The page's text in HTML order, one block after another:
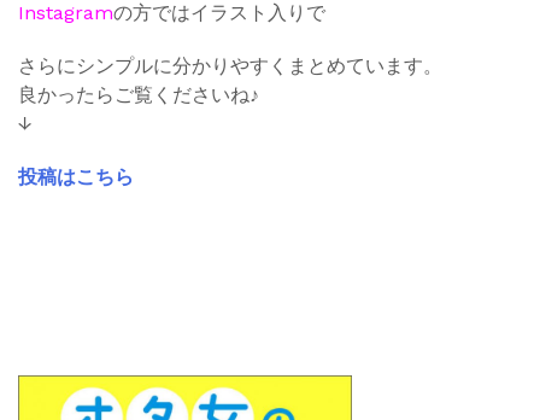
Instagramの方ではイラスト入りで
さらにシンプルに分かりやすくまとめています。
良かったらご覧くださいね♪
↓
投稿はこちら